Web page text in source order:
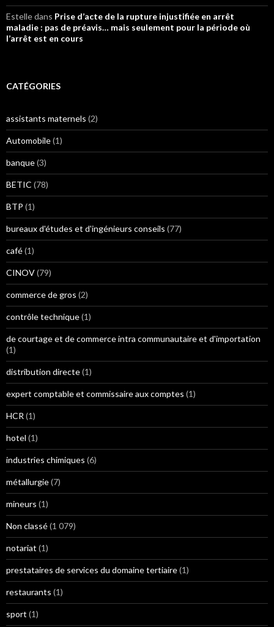
Estelledans Prise d’acte de la rupture injustifiée en arrêt
maladie : pas de préavis… mais seulement pour la période où
l’arrêt est en cours
CATÉGORIES
assistants maternels (2)
Automobile(1)
banque(3)
BETIC (78)
BTP (1)
bureaux d'études et d'ingénieurs conseils (77)
café(1)
CINOV(79)
commerce de gros (2)
contrôle technique(1)
de courtage et de commerce intra communautaire et d'importation
(1)
distribution directe(1)
expert comptable et commissaire aux comptes (1)
HCR (1)
hotel (1)
industries chimiques (6)
métallurgie(7)
mineurs (1)
Non classé(1 079)
notariat (1)
prestataires de services du domaine tertiaire(1)
restaurants (1)
sport (1)